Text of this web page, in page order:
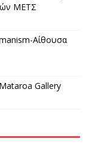
ΜΕΤΣ
Αίθουσα
Gallery